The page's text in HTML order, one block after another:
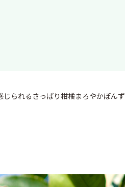
じられるさっぱり柑橘まろやかぽんず